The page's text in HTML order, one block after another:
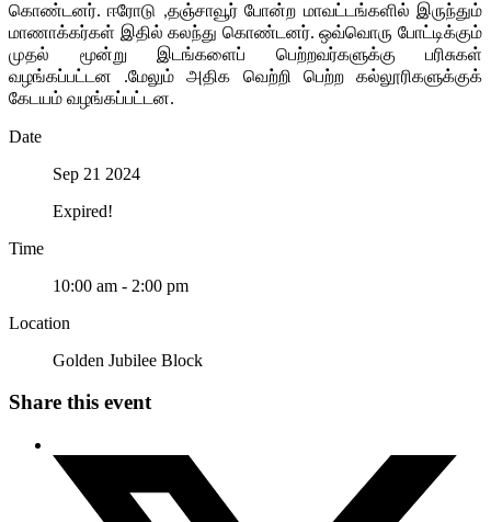
கொண்டனர். ஈரோடு ,தஞ்சாவூர் போன்ற மாவட்டங்களில் இருந்தும்
மாணாக்கர்கள் இதில் கலந்து கொண்டனர். ஒவ்வொரு போட்டிக்கும்
முதல் மூன்று இடங்களைப் பெற்றவர்களுக்கு பரிசுகள்
வழங்கப்பட்டன .மேலும் அதிக வெற்றி பெற்ற கல்லூரிகளுக்குக்
கேடயம் வழங்கப்பட்டன.
Date
Sep 21 2024
Expired!
Time
10:00 am - 2:00 pm
Location
Golden Jubilee Block
Share this event